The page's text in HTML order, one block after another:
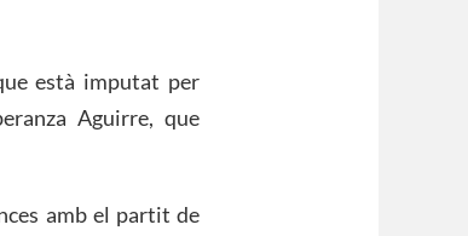
està imputat per
Aguirre, que
amb el partit de